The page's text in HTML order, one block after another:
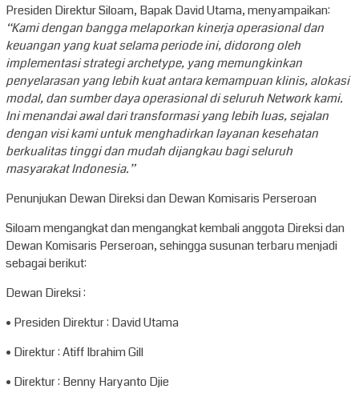
Presiden Direktur Siloam, Bapak David Utama, menyampaikan:
“Kami dengan bangga melaporkan kinerja operasional dan
keuangan yang kuat selama periode ini, didorong oleh
implementasi strategi archetype, yang memungkinkan
penyelarasan yang lebih kuat antara kemampuan klinis, alokasi
modal, dan sumber daya operasional di seluruh Network kami.
Ini menandai awal dari transformasi yang lebih luas, sejalan
dengan visi kami untuk menghadirkan layanan kesehatan
berkualitas tinggi dan mudah dijangkau bagi seluruh
masyarakat Indonesia.”
Penunjukan Dewan Direksi dan Dewan Komisaris Perseroan
Siloam mengangkat dan mengangkat kembali anggota Direksi dan
Dewan Komisaris Perseroan, sehingga susunan terbaru menjadi
sebagai berikut:
Dewan Direksi :
• Presiden Direktur : David Utama
• Direktur : Atiff Ibrahim Gill
• Direktur : Benny Haryanto Djie